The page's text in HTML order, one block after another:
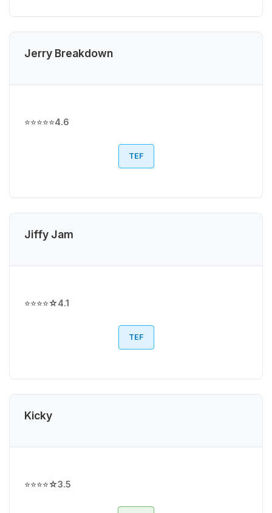
Jerry Breakdown
⭐⭐⭐⭐⭐4.6
TEF
Jiffy Jam
⭐⭐⭐⭐☆4.1
TEF
Kicky
⭐⭐⭐⭐☆3.5